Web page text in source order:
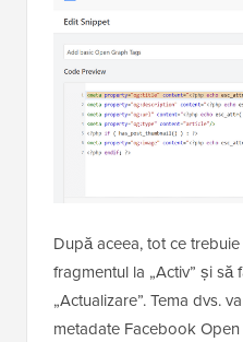
După aceea, tot ce
fragmentul la „Activ” și să
„Actualizare”. Tema dvs.
metadate Facebook